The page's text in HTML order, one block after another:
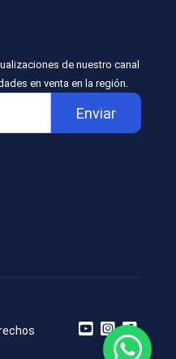
de nuestro canal
en venta en la región.
Enviar